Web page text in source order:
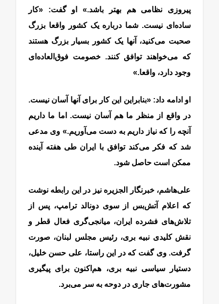
پیروزی نظامی هم بهتر باشد.» او گفت: «کار
ساده‌ای نیست. شما درباره یک کشور واقعا بزرگ
صحبت می‌کنید، آنها یک کشور بسیار بزرگ هستند
که می‌خواهند توافق کنند. خصومت فوق‌العاده‌ای
وجود دارد، واقعا.»
او ادامه داد: «بنابراین این کار برای آنها آسان نیست.
در واقع از منظر ما هم آسان نیست. اما ما داریم
آنچه را که نیاز داریم به دست می‌آوریم.» وی مدعی
شد که فکر می‌کند توافق با ایران طی هفته آینده
ممکن است حاصل شود.
علی‌هاشم، خبرنگار الجزیره نیز در این رابطه نوشت
که اعلام آتش‌بس از سوی دونالد ترامپ، پس از
تلاش‌های فشرده ایران، میانجی‌گری فعال قطر و
نقش کلیدی نبیه بری، رئیس مجلس لبنان، صورت
گرفت. وی گفت که در این راستا، علی حسن خلیل،
دستیار سیاسی نبیه بری، هم‌اکنون برای پیگیری
مشورت‌های جاری در دوحه به سر می‌برد.